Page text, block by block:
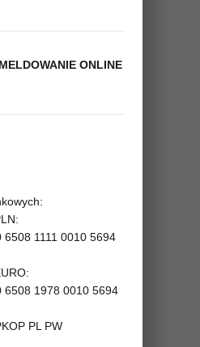
ONLINE
6508 1111 0010 5694
6508 1978 0010 5694
PL PW